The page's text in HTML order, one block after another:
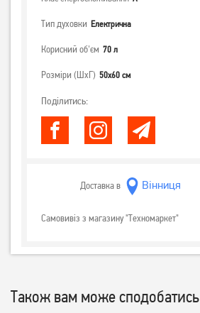
Тип духовки Електрична
Корисний об'єм 70 л
Розміри (ШхГ) 50x60 см
Поділитись:
Доставка в
Самовивіз з магазину "Техномаркет"
Також вам може сподобатись